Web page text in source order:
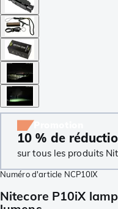
10 % de
sur tous les produits
Numéro d'article NCP10IX
Nitecore P10iX